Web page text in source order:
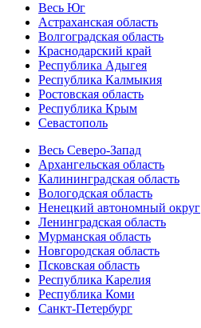
Весь Юг
Астраханская область
Волгоградская область
Краснодарский край
Республика Адыгея
Республика Калмыкия
Ростовская область
Республика Крым
Севастополь
Весь Северо-Запад
Архангельская область
Калининградская область
Вологодская область
Ненецкий автономный округ
Ленинградская область
Мурманская область
Новгородская область
Псковская область
Республика Карелия
Республика Коми
Санкт-Петербург